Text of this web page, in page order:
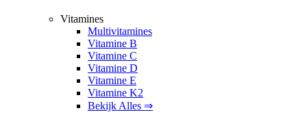
Vitamines
Multivitamines
Vitamine B
Vitamine C
Vitamine D
Vitamine E
Vitamine K2
Bekijk Alles ⇒